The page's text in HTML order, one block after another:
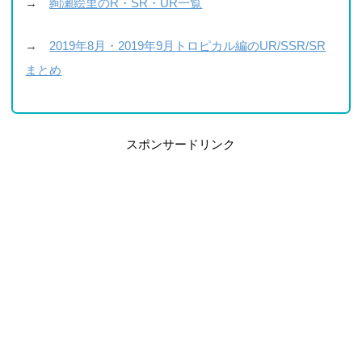
→絢瀬絵里のR・SR・UR一覧
→ 2019年8月・2019年9月トロピカル編のUR/SSR/SR
まとめ
スポンサードリンク